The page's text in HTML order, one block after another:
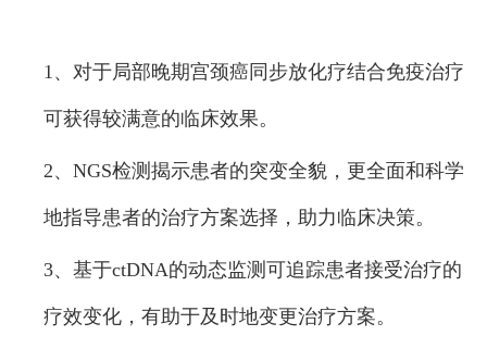
1、对于局部晚期宫颈癌同步放化疗结合免疫治疗
可获得较满意的临床效果。
2、NGS检测揭示患者的突变全貌，更全面和科学
地指导患者的治疗方案选择，助力临床决策。
3、基于ctDNA的动态监测可追踪患者接受治疗的
疗效变化，有助于及时地变更治疗方案。